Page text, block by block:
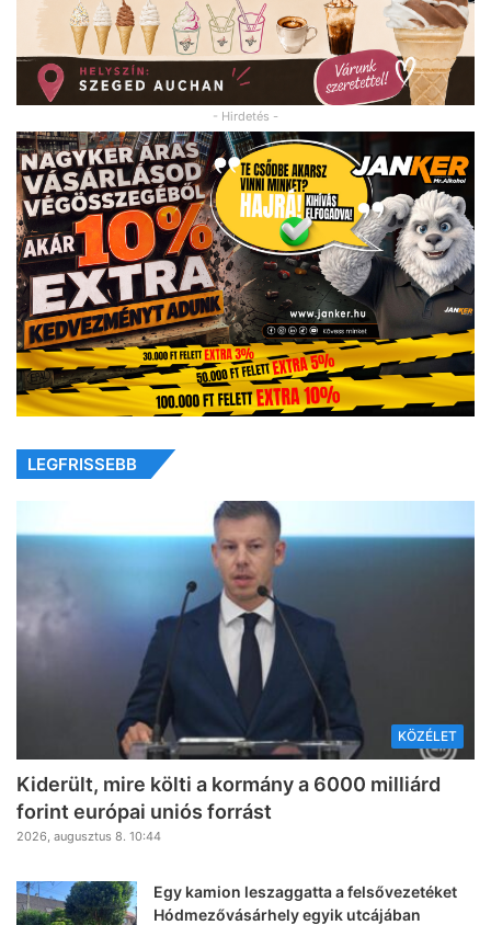
- Hirdetés -
LEGFRISSEBB
KÖZÉLET
Kiderült, mire költi a kormány a 6000 milliárd
forint európai uniós forrást
2026, augusztus 8. 10:44
Egy kamion leszaggatta a felsővezetéket
Hódmezővásárhely egyik utcájában